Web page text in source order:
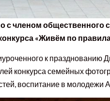
с членом
«Живём по
к празднованию
конкурса семейных
воспитание в молодежи